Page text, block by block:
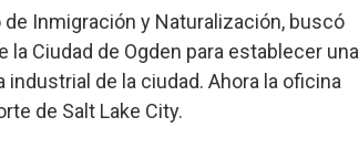
de Inmigración y Naturalización, buscó
Ciudad de Ogden para establecer una
de la ciudad. Ahora la oficina
de Salt Lake City.